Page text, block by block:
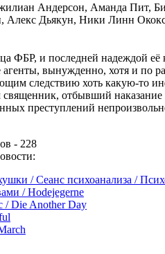
Андерсон, Аманда Пит,
Алекс Дьякун, Ники Линн
ФБР, и последней надеждой
вынужденно, хотя и по
следствию хоть какую-то
отбывший наказание
преступлений
- 228
/ Сеанс психоанализа /
/ Hodejegerne
/ Die Another Day